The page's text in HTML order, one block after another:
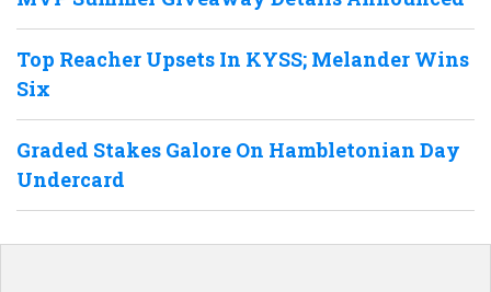
Top Reacher Upsets In KYSS; Melander Wins
Six
Graded Stakes Galore On Hambletonian Day
Undercard